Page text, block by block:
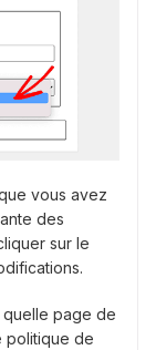
vous avez
des
sur le
quelle page de
politique de